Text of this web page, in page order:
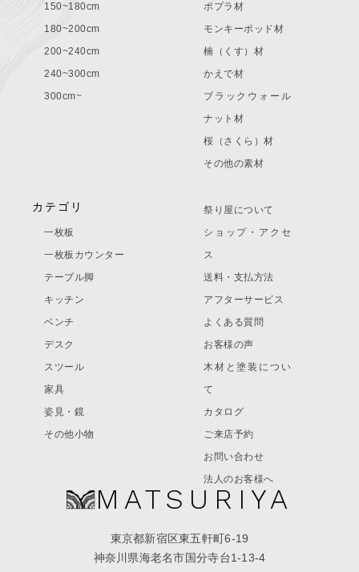
MATSURIYA
東京都新宿区東五軒町6-19
神奈川県海老名市国分寺台1-13-4
150~180cm
180~200cm
200~240cm
240~300cm
300cm~
ポプラ材
モンキーポッド材
楠（くす）材
かえで材
ブラックウォール
ナット材
桜（さくら）材
その他の素材
カテゴリ
一枚板
一枚板カウンター
テーブル脚
キッチン
ベンチ
デスク
スツール
家具
姿見・鏡
その他小物
祭り屋について
ショップ・アクセ
ス
送料・支払方法
アフターサービス
よくある質問
お客様の声
木材と塗装につい
て
カタログ
ご来店予約
お問い合わせ
法人のお客様へ